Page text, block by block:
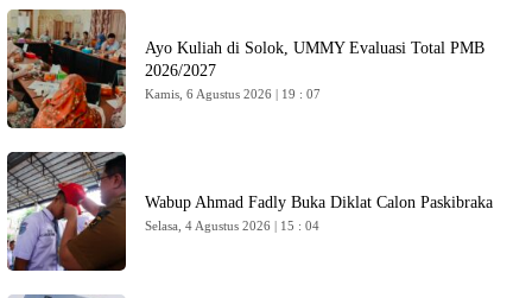
Ayo Kuliah di Solok, UMMY Evaluasi Total PMB
2026/2027
Kamis, 6 Agustus 2026 | 19 : 07
Wabup Ahmad Fadly Buka Diklat Calon Paskibraka
Selasa, 4 Agustus 2026 | 15 : 04